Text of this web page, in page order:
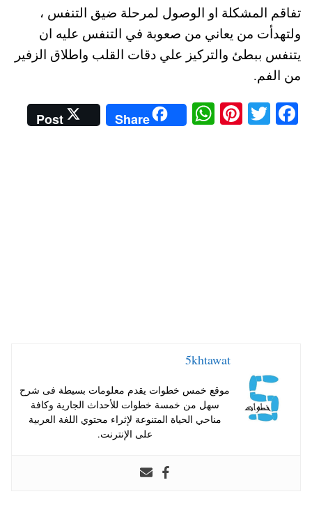
تفاقم المشكلة او الوصول لمرحلة ضيق التنفس ،
ولتهدأت من يعاني من صعوبة في التنفس عليه ان
يتنفس ببطئ والتركيز علي دقات القلب واطلاق الزفير
من الفم.
Fa
T
Pi
W
ha
Share
Post
5khtawat
موقع خمس خطوات يقدم معلومات بسيطة فى شرح
سهل من خمسة خطوات للأحداث الجارية وكافة
مناحي الحياة المتنوعة لإثراء محتوي اللغة العربية
على الإنترنت.